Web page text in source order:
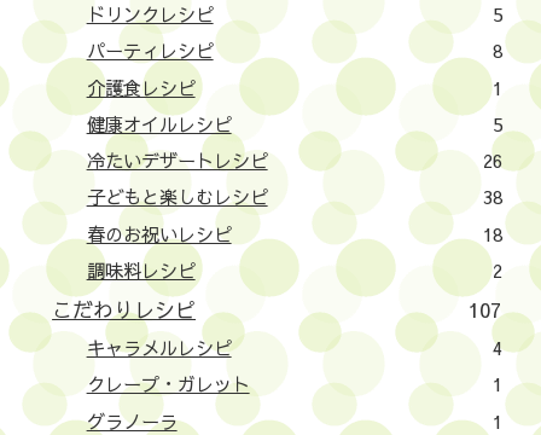
ドリンクレシピ
5
パーティレシピ
8
介護食レシピ
1
健康オイルレシピ
5
冷たいデザートレシピ
26
子どもと楽しむレシピ
38
春のお祝いレシピ
18
調味料レシピ
2
こだわりレシピ 107
キャラメルレシピ
4
クレープ・ガレット
1
グラノーラ
1